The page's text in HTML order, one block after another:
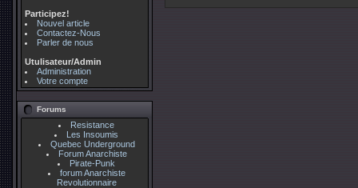
Participez!
Nouvel article
Contactez-Nous
Parler de nous
Utulisateur/Admin
Administration
Votre compte
Forums
Resistance
Les Insoumis
Quebec Underground
Forum Anarchiste
Pirate-Punk
forum Anarchiste
Revolutionnaire